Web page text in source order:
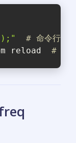
# 命令行
reload # 重